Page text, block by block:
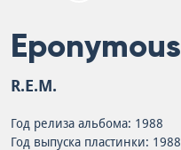
Eponymous
R.E.M.
Год релиза альбома: 1988
Год выпуска пластинки: 1988